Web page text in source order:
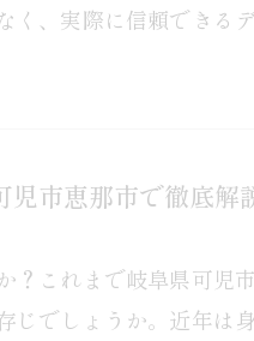
く、実際に信頼できる
児市恵那市で徹底解
？これまで岐阜県可児
じでしょうか。近年は